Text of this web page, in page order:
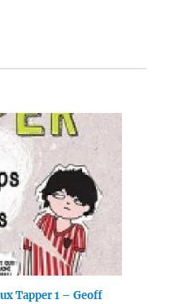
Tapper 1 – Geoff